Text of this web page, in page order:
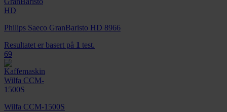
Philips Saeco GranBaristo HD 8966
Resultatet er basert på 1 test.
69
Wilfa CCM-1500S